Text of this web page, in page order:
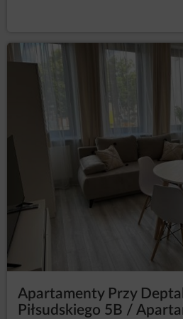
do przenoszenia
maszynowego
dotyczących, które
innemu
przetwarzane na
dane dotyczą, lub
jeżeli dane są
zautomatyzowany;
do sprzeciwu (art. 21
sprzeciwu wobec
osobowych w
administratora, z
szczególną
Wówczas
istnienia ważnych
podstaw do
interesów, praw i
dotyczą, lub
lub obrony
ważniejsze od
Administrator danych
Apartamenty Przy
Piłsudskiego 5B /